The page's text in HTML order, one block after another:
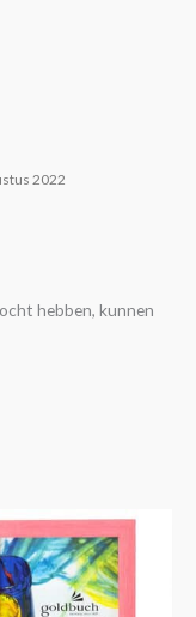
2022
hebben, kunnen
Prijsklasse:
€5,25
tot
€16,50
Dit